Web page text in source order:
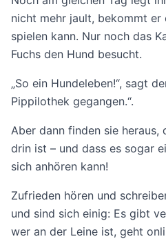
nicht mehr jault, bekommt er
spielen kann. Nur noch das
Fuchs den Hund besucht.
„So ein Hundeleben!“, sagt
Pippilothek gegangen.“.
Aber dann finden sie
drin ist – und dass es sogar
sich anhören kann!
Zufrieden hören und
und sind sich einig: Es gibt
wer an der Leine ist, geht